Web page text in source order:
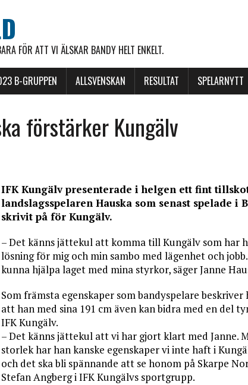
FÖR ATT VI ÄLSKAR BANDY HELT ENKELT.
B-GRUPPEN ALLSVENSKAN RESULTAT SPELARNYTT
förstärker Kungälv
IFK Kungälv presenterade i helgen ett fint
landslagsspelaren Hauska som senast spelade i
skrivit på för Kungälv.
– Det känns jättekul att komma till Kungälv som har
lösning för mig och min sambo med lägenhet och
kunna hjälpa laget med mina styrkor, säger Janne
Som främsta egenskaper som bandyspelare
att han med sina 191 cm även kan bidra med en del
IFK Kungälv.
– Det känns jättekul att vi har gjort klart med Janne.
storlek har han kanske egenskaper vi inte haft i
och det ska bli spännande att se honom på Skarpe
Stefan Angberg i IFK Kungälvs sportgrupp.